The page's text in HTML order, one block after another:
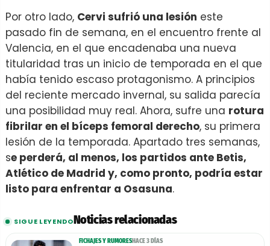
Por otro lado, Cervi sufrió una lesión este
pasado fin de semana, en el encuentro frente al
Valencia, en el que encadenaba una nueva
titularidad tras un inicio de temporada en el que
había tenido escaso protagonismo. A principios
del reciente mercado invernal, su salida parecía
una posibilidad muy real. Ahora, sufre una rotura
fibrilar en el bíceps femoral derecho, su primera
lesión de la temporada. Apartado tres semanas,
se perderá, al menos, los partidos ante Betis,
Atlético de Madrid y, como pronto, podría estar
listo para enfrentar a Osasuna.
SIGUE LEYENDONoticias relacionadas
FICHAJES Y RUMORESHACE 3 DÍAS